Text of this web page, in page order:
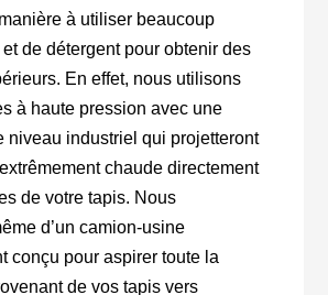
à utiliser beaucoup
et de détergent pour obtenir des
En effet, nous utilisons
à haute pression avec une
niveau industriel qui projetteront
chaude directement
de votre tapis. Nous
d’un camion-usine
conçu pour aspirer toute la
de vos tapis vers